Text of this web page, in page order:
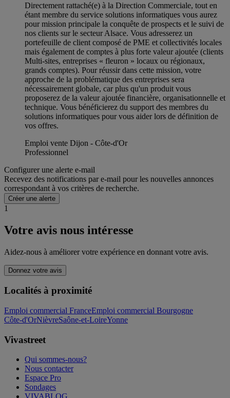
Directement rattaché(e) à la Direction Commerciale, tout en
étant membre du service solutions informatiques vous aurez
pour mission principale la conquête de prospects et le suivi de
nos clients sur le secteur Alsace. Vous adresserez un
portefeuille de client composé de PME et collectivités locales
mais également de comptes à plus forte valeur ajoutée (clients
Multi-sites, entreprises « fleuron » locaux ou régionaux,
grands comptes). Pour réussir dans cette mission, votre
approche de la problématique des entreprises sera
nécessairement globale, car plus qu'un produit vous
proposerez de la valeur ajoutée financière, organisationnelle et
technique. Vous bénéficierez du support des membres du
solutions informatiques pour vous aider lors de définition de
vos offres.
Emploi vente Dijon - Côte-d'Or
Professionnel
Configurer une alerte e-mail
Recevez des notifications par e-mail pour les nouvelles annonces
correspondant à vos critères de recherche.
Créer une alerte
1
Votre avis nous intéresse
Aidez-nous à améliorer votre expérience en donnant votre avis.
Donnez votre avis
Localités à proximité
Emploi commercial FranceEmploi commercial Bourgogne
Côte-d'OrNièvreSaône-et-LoireYonne
Vivastreet
Qui sommes-nous?
Nous contacter
Espace Pro
Sondages